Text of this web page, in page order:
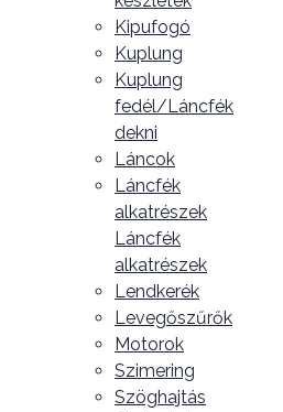
Kipufogó
Kuplung
Kuplung
fedél/Láncfék
dekni
Láncok
Láncfék
alkatrészek
Láncfék
alkatrészek
Lendkerék
Levegőszűrők
Motorok
Szimering
Szöghajtás